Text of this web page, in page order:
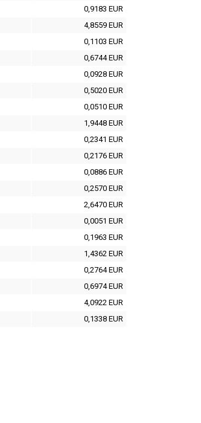
0,9183 EUR
4,8559 EUR
0,1103 EUR
0,6744 EUR
0,0928 EUR
0,5020 EUR
0,0510 EUR
1,9448 EUR
0,2341 EUR
0,2176 EUR
0,0886 EUR
0,2570 EUR
2,6470 EUR
0,0051 EUR
0,1963 EUR
1,4362 EUR
0,2764 EUR
0,6974 EUR
4,0922 EUR
0,1338 EUR